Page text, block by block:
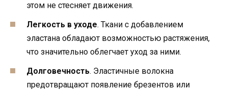
этом не стесняет движения.
Легкость в уходе. Ткани с добавлением
эластана обладают возможностью растяжения,
что значительно облегчает уход за ними.
Долговечность. Эластичные волокна
предотвращают появление брезентов или